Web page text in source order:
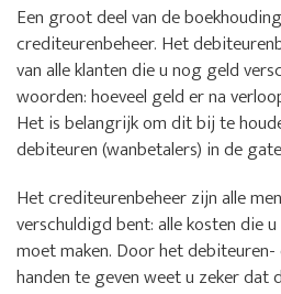
Een groot deel van de
crediteurenbeheer. Het
van alle klanten die u nog geld
woorden: hoeveel geld er na
Het is belangrijk om dit bij te
debiteuren (wanbetalers) in de
Het crediteurenbeheer zijn alle
verschuldigd bent: alle kosten die
moet maken. Door het
handen te geven weet u zeker dat